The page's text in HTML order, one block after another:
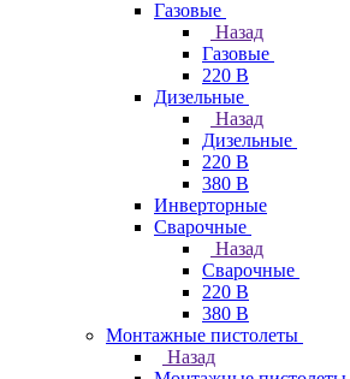
Газовые
Назад
Газовые
220 В
Дизельные
Назад
Дизельные
220 В
380 В
Инверторные
Сварочные
Назад
Сварочные
220 В
380 В
Монтажные пистолеты
Назад